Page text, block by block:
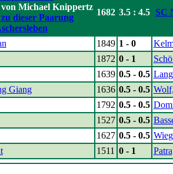
1682 3.5 : 4.5 SC
1849 1 - 0
1872 0 - 1
1639 0.5 - 0.5
Giang 1636 0.5 - 0.5
1792 0.5 - 0.5
1527 0.5 - 0.5
1627 0.5 - 0.5
1511 0 - 1